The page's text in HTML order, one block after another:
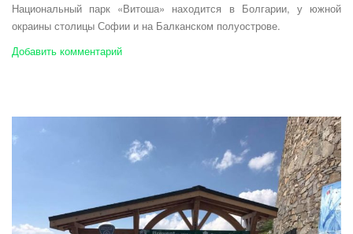
Национальный парк «Витоша» находится в Болгарии, у южной
окраины столицы Софии и на Балканском полуострове.
Добавить комментарий